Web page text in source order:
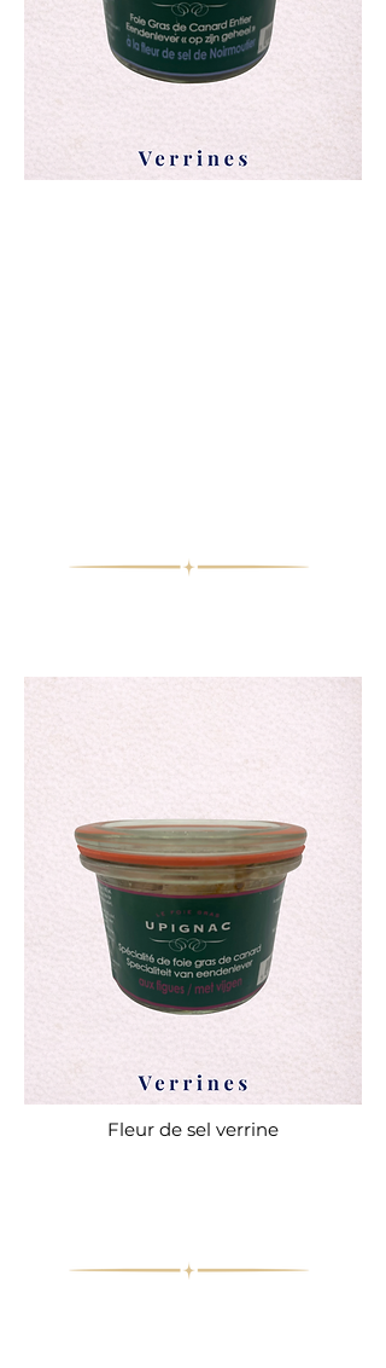
Fleur de sel verrine